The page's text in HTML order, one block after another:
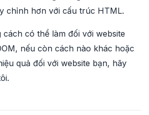
chỉnh hơn với cấu trúc HTML.
có thể làm đối với website
nếu còn cách nào khác hoặc
quả đối với website bạn, hãy